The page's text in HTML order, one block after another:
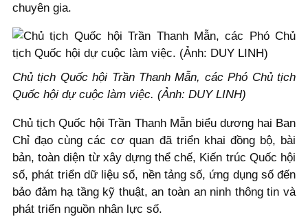
chuyên gia.
Chủ tịch Quốc hội Trần Thanh Mẫn, các Phó Chủ tịch
Quốc hội dự cuộc làm việc. (Ảnh: DUY LINH)
Chủ tịch Quốc hội Trần Thanh Mẫn biểu dương hai Ban
Chỉ đạo cùng các cơ quan đã triển khai đồng bộ, bài
bản, toàn diện từ xây dựng thể chế, Kiến trúc Quốc hội
số, phát triển dữ liệu số, nền tảng số, ứng dụng số đến
bảo đảm hạ tầng kỹ thuật, an toàn an ninh thông tin và
phát triển nguồn nhân lực số.